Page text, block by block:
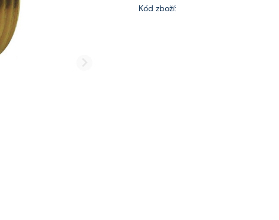
Kód zboží: